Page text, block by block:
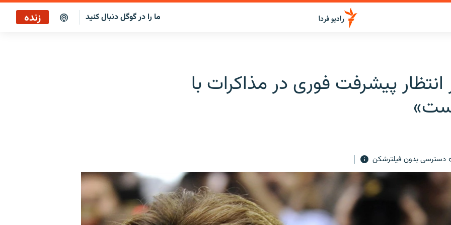
ما را در گوگل دنبال کنید زنده
انتظار پیشرفت فوری در مذاکرات با
دسترسی بدون فیلترشکن